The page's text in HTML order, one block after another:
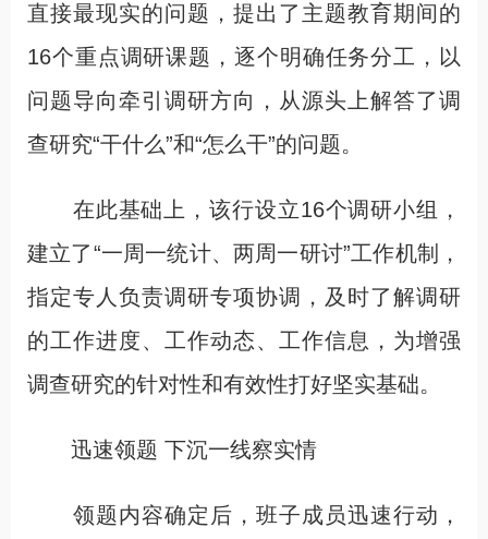
直接最现实的问题，提出了主题教育期间的
16个重点调研课题，逐个明确任务分工，以
问题导向牵引调研方向，从源头上解答了调
查研究“干什么”和“怎么干”的问题。
在此基础上，该行设立16个调研小组，
建立了“一周一统计、两周一研讨”工作机制，
指定专人负责调研专项协调，及时了解调研
的工作进度、工作动态、工作信息，为增强
调查研究的针对性和有效性打好坚实基础。
迅速领题 下沉一线察实情
领题内容确定后，班子成员迅速行动，